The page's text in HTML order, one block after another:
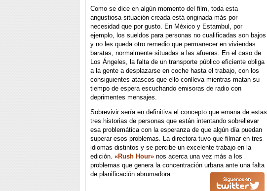
Como se dice en algún momento del film, toda esta
angustiosa situación creada está originada más por
necesidad que por gusto. En México y Estambul, por
ejemplo, los sueldos para personas no cualificadas son bajos
y no les queda otro remedio que permanecer en viviendas
baratas, normalmente situadas a las afueras. En el caso de
Los Ángeles, la falta de un transporte público eficiente obliga
a la gente a desplazarse en coche hasta el trabajo, con los
consiguientes atascos que ello conlleva mientras matan su
tiempo de espera escuchando emisoras de radio con
deprimentes mensajes.
Sobrevivir sería en definitiva el concepto que emana de estas
tres historias de personas que están intentando sobrellevar
esa problemática con la esperanza de que algún día puedan
superar esos problemas. La directora tuvo que filmar en tres
idiomas distintos y se percibe un excelente trabajo en la
edición. «Rush Hour» nos acerca una vez más a los
problemas que genera la concentración urbana ante una falta
de planificación abrumadora.